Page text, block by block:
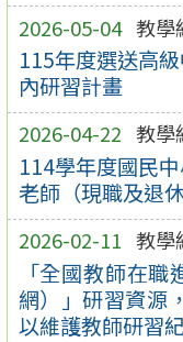
2026-05-04 教學
115年度選送高
內研習計畫
2026-04-22 教學
114學年度國民
老師（現職及退
2026-02-11 教學
「全國教師在
網）」研習資源
以維護教師研習